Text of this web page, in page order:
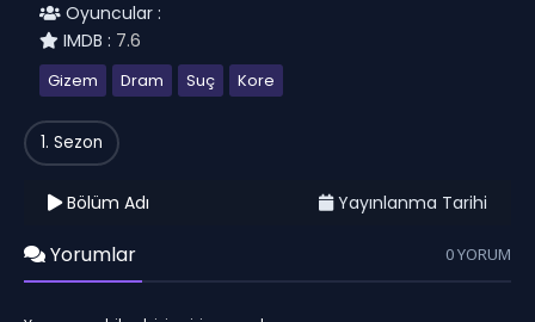
Oyuncular :
IMDB : 7.6
Gizem Dram Suç Kore
1. Sezon
Bölüm Adı Yayınlanma Tarihi
Yorumlar 0 YORUM